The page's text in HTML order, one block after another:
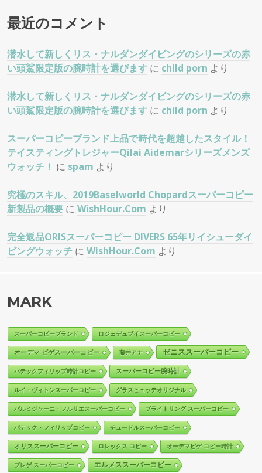
最近のコメント
潜水して新しくリス・ナルダンダイビングのシリーズの赤
い頭鯊限定版の腕時計を選びます に child porn より
潜水して新しくリス・ナルダンダイビングのシリーズの赤
い頭鯊限定版の腕時計を選びます に child porn より
スーパーコピーブランド上品で時代を超越したスタイル！
テイスティングトレジャーQilai Aidemarシリーズメンズ
ウォッチ！ に spam より
究極のスキル、2019Baselworld Chopardスーパーコピー
新製品の概要 に WishHour.Com より
完全返品ORISスーパーコピー DIVERS 65年リイシューダイ
ビングウォッチ に WishHour.Com より
MARK
スーパーコピーブランド ロジェデュブイスーパーコピー
オーデマ ピゲスーパーコピー 藤井アナ ゼニススーパーコピー
パテックフィリップ時計コピー スーパーコピー腕時計
ルイ・ヴィトンスーパーコピー グラスヒュッテオリジナル
パルミジャーニ・フルリエスーパーコピー ブライトリング スーパーコピー
パテック・フィリップコピー チュードルスーパーコピー
オリススーパーコピー ロレックス コピー オーデマピゲ コピー時計
ブレゲ スーパーコピー エルメススーパーコピー